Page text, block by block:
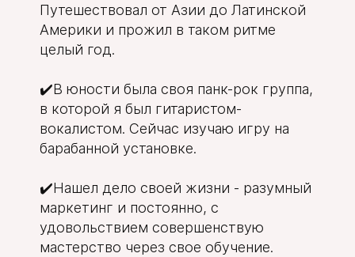
Путешествовал от Азии до Латинской
Америки и прожил в таком ритме
целый год.
✔️В юности была своя панк-рок группа,
в которой я был гитаристом-
вокалистом. Сейчас изучаю игру на
барабанной установке.
✔️Нашел дело своей жизни - разумный
маркетинг и постоянно, с
удовольствием совершенствую
мастерство через свое обучение.